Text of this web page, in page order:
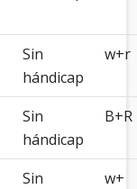
Sin
hándicap
w+r
Sin
hándicap
B+R
Sin
w+